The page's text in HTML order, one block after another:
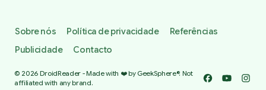
Sobre nós Política de privacidade
Referências
Publicidade
Contacto
© 2026 DroidReader - Made with ❤️ by GeekSphere®. Not
affiliated with any brand.
Facebook
YouTube